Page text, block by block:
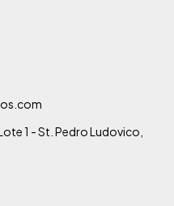
1 - St. Pedro Ludovico,